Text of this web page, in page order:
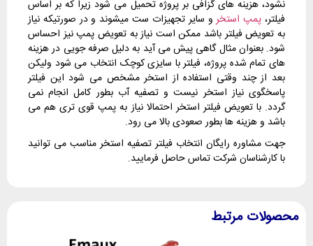
نشود، هزینه های گزافی بر پروژه تحمیل می شود زیرا که بر اساس
فیلتر، پمپ استخرو سایر تجهیزات ست میشوند و در صورتیکه نیاز
به تعویض فیلتر باشد ممکن است نیاز به تعویض پمپ نیز احساس
شود. بعنوان مثال گاهی پیش می آید به دلیل صرفه جویی در هزینه
های تمام شده پروژه، فیلتر با سایزی کوچک انتخاب می شود ولیکن
بعد از چند وقتی استفاده از استخر مشخص می شود این فیلتر
پاسخگوی نیاز استخر نیست و تصفیه آب بطور کامل انجام نمی
گردد. با تعویض فیلتر استخر احتمالا نیاز به پمپ قوی تری هم می
باشد و هزینه ها بطور صعودی بالا می رود.
جهت مشاوره رایگان انتخاب فیلتر تصفیه استخر مناسب می توانید
با کارشناسان شرکت تماس حاصل فرمایید.
محصولات مرتبط